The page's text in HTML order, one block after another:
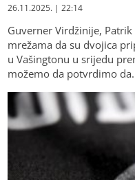
26.11.2025. | 22:14
Guverner Virdžinije,
mrežama da su dvojica
u Vašingtonu u srijedu
možemo da potvrdimo